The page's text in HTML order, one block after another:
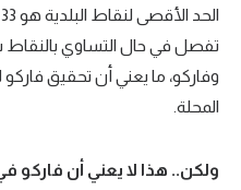
تفصل في حال التساوي بالنقاط
المحلة.
ولكن.. هذا لا يعني أن فاركو